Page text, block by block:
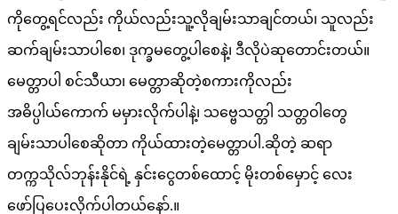
ကိုတွေ့ရင်လည်း ကိုယ်လည်းသူ့လိုချမ်းသာချင်တယ်၊ သူလည်း
ဆက်ချမ်းသာပါစေ၊ ဒုက္ခမတွေ့ပါစေနဲ့၊ ဒီလိုပဲဆုတောင်းတယ်။
မေတ္တာပါ စင်သီယာ၊ မေတ္တာဆိုတဲ့စကားကိုလည်း
အဓိပ္ပါယ်ကောက် မမှားလိုက်ပါနဲ့၊ သဗ္ဗေသတ္တါ သတ္တဝါတွေ
ချမ်းသာပါစေဆိုတာ ကိုယ်ထားတဲ့မေတ္တာပါ.ဆိုတဲ့ ဆရာ
တက္ကသိုလ်ဘုန်းနိုင်ရဲ့ နှင်းငွေတစ်ထောင့် မိုးတစ်မှောင့် လေး
ဖော်ပြပေးလိုက်ပါတယ်နော်.။